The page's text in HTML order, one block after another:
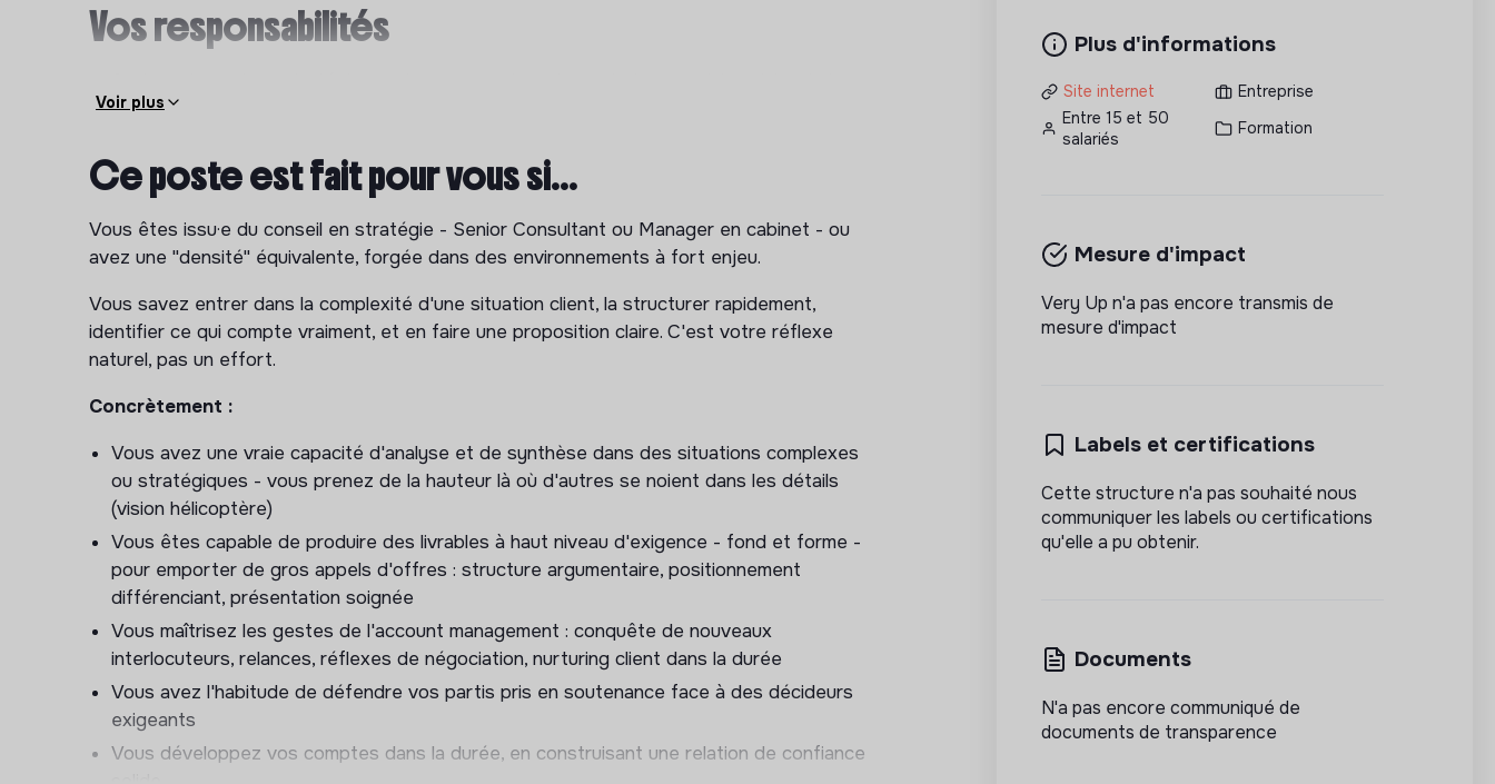
Vos responsabilités
trajectoire
décideurs
Concevoir et rédiger des offres sur mesure - avec un positionnement clair,
différenciant et économiquement soutenable
Défendre vos recommandations en soutenance face à des comités exigeants
Négocier des contrats-cadres à fort enjeu et sécuriser les deals complexes
Déployer une stratégie de développement en profondeur sur vos comptes (multi-
interlocuteurs et multi-thématiques)
Assurer un passage fluide et documenté aux équipes Opérations
Les sujets que vous adressez
Transformation managériale ou culturelle, performance commerciale et culture client,
acculturation à l’IA ou à la RSE, refonte de process métier, transformation des pratiques
learning…
Des problématiques variées, souvent complexes, toujours stratégiques.
🎥 Pour découvrir le rôle de l’intérieur, voici la vidéo de Nolwenn, Consultante Account
Manager Lead chez Very Up :https://youtu.be/K5k1PPuAXaE
Voir plus
Ce poste est fait pour vous si…
Vous êtes issu·e du conseil en stratégie - Senior Consultant ou Manager en cabinet - ou
avez une "densité" équivalente, forgée dans des environnements à fort enjeu.
Vous savez entrer dans la complexité d'une situation client, la structurer rapidement,
identifier ce qui compte vraiment, et en faire une proposition claire. C'est votre réflexe
naturel, pas un effort.
Concrètement :
Vous avez une vraie capacité d'analyse et de synthèse dans des situations complexes
ou stratégiques - vous prenez de la hauteur là où d'autres se noient dans les détails
(vision hélicoptère)
Vous êtes capable de produire des livrables à haut niveau d'exigence - fond et forme -
pour emporter de gros appels d'offres : structure argumentaire, positionnement
différenciant, présentation soignée
Vous maîtrisez les gestes de l'account management : conquête de nouveaux
interlocuteurs, relances, réflexes de négociation, nurturing client dans la durée
Vous avez l'habitude de défendre vos partis pris en soutenance face à des décideurs
exigeants
Vous développez vos comptes dans la durée, en construisant une relation de confiance
Plus d'informations
Site internet
Entreprise
Entre 15 et 50
salariés
Formation
Mesure d'impact
Very Up n'a pas encore transmis de
mesure d'impact
Labels et certifications
Cette structure n'a pas souhaité nous
communiquer les labels ou certifications
qu'elle a pu obtenir.
Documents
N'a pas encore communiqué de
documents de transparence